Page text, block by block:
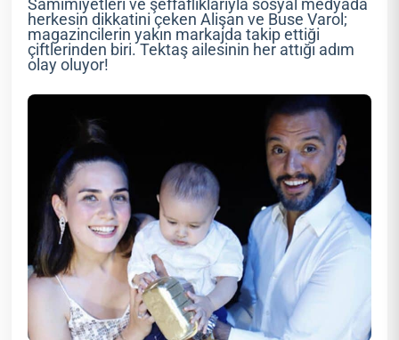
Samimiyetleri ve şeffaflıklarıyla sosyal medyada
herkesin dikkatini çeken Alişan ve Buse Varol;
magazincilerin yakın markajda takip ettiği
çiftlerinden biri. Tektaş ailesinin her attığı adım
olay oluyor!